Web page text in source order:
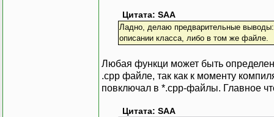
Цитата: SAA
Ладно, делаю предварительные
описании класса, либо в том же файле.
Любая функци может быть
.cpp файле, так как к моменту
повключал в *.cpp-файлы. Главное
Цитата: SAA